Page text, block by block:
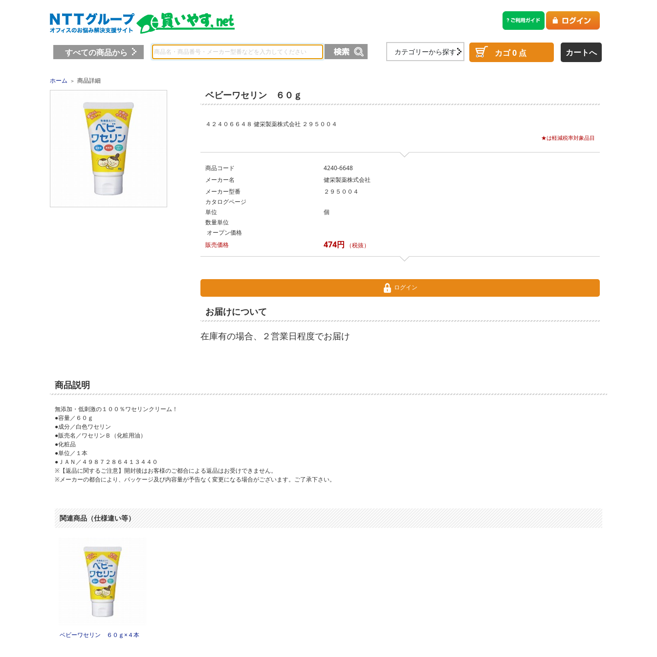
すべての商品から カテゴリーから探す カゴ0 点 カートへ
ホーム ＞ 商品詳細
ベビーワセリン ６０ｇ
４２４０６６４８ 健栄製薬株式会社 ２９５００４
★は軽減税率対象品目
商品コード
4240-6648
メーカー名
健栄製薬株式会社
メーカー型番
２９５００４
カタログページ
単位
個
数量単位
オープン価格
販売価格
474円 （税抜）
ログイン
お届けについて
在庫有の場合、２営業日程度でお届け
商品説明
無添加・低刺激の１００％ワセリンクリーム！
●容量／６０ｇ
●成分／白色ワセリン
●販売名／ワセリンＢ（化粧用油）
●化粧品
●単位／１本
●ＪＡＮ／４９８７２８６４１３４４０
※【返品に関するご注意】開封後はお客様のご都合による返品はお受けできません。
※メーカーの都合により、パッケージ及び内容量が予告なく変更になる場合がございます。ご了承下さい。
関連商品（仕様違い等）
ベビーワセリン ６０ｇ×４本